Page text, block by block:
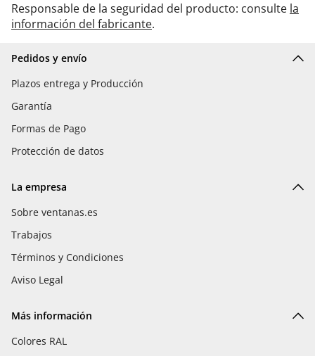
Responsable de la seguridad del producto: consulte la
información del fabricante.
Pedidos y envío
Plazos entrega y Producción
Garantía
Formas de Pago
Protección de datos
La empresa
Sobre ventanas.es
Trabajos
Términos y Condiciones
Aviso Legal
Más información
Colores RAL